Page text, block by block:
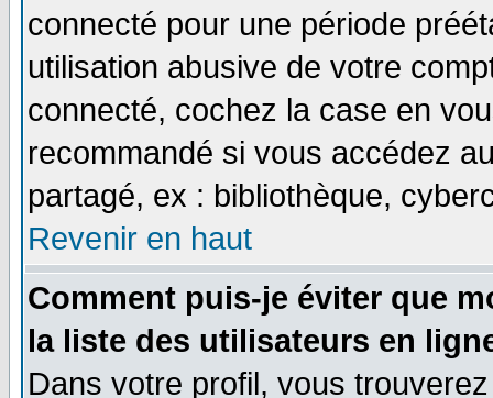
connecté pour une période
utilisation abusive de votre
connecté, cochez la case en
recommandé si vous accédez
partagé, ex : bibliothèque,
Revenir en haut
Comment puis-je éviter que
la liste des utilisateurs en
Dans votre profil, vous